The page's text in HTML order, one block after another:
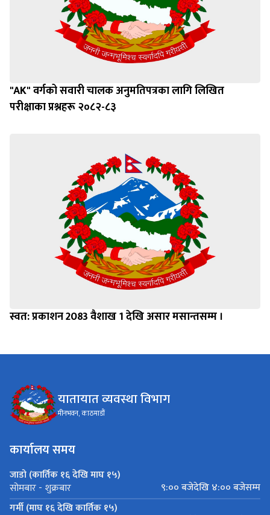
"AK" वर्गको सवारी चालक अनुमतिपत्रका लागि लिखित
परीक्षाका प्रश्नहरू २०८२-८३
स्वत: प्रकाशन 2083 वैशाख 1 देखि असार मसान्तसम्म ।
यातायात व्यवस्था विभाग
मीनभवन, काठमाडौं
कार्यालय समय
जाडो (कार्तिक १६ देखि माघ १५)
सोमबार - शुक्रबार
९:०० बजेदेखि ४:०० बजेसम्म
गर्मी (माघ १६ देखि कार्तिक १५)